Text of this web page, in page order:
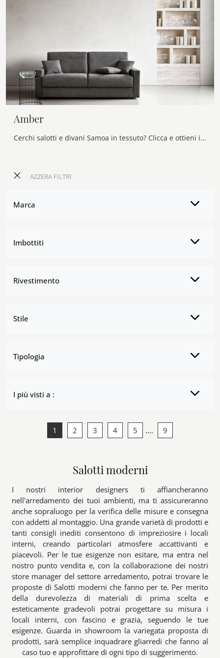
AZZERA FILTRI
Marca
Imbottiti
Rivestimento
Stile
Tipologia
I più visti a :
Amber
Cerchi salotti e divani Samoa in tessuto? Clicca e ottieni informazioni sul modello Amber per spazi moderni.
1 2 3 4 5 .... 9
Salotti moderni
I nostri interior designers ti affiancheranno
nell'arredamento dei tuoi ambienti, ma ti assicureranno
anche sopraluogo per la verifica delle misure e consegna
con addetti al montaggio. Una grande varietà di prodotti e
tanti consigli inediti consentono di impreziosire i locali
interni, creando particolari atmosfere accattivanti e
piacevoli. Per le tue esigenze non esitare, ma entra nel
nostro punto vendita e, con la collaborazione dei nostri
store manager del settore arredamento, potrai trovare le
proposte di Salotti moderni che fanno per te. Per merito
della durevolezza di materiali di prima scelta e
esteticamente gradevoli potrai progettare su misura i
locali interni, con fascino e grazia, seguendo le tue
esigenze. Guarda in showroom la variegata proposta di
prodotti, sarà semplice inquadrare gliarredi che fanno al
caso tuo e approfittare di ogni tipo di suggerimento.